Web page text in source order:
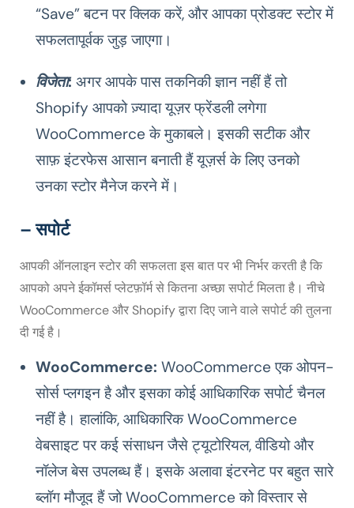
“Save” बटन पर क्लिक करें, और आपका प्रोडक्ट स्टोर में
सफलतापूर्वक जुड़ जाएगा।
विजेता: अगर आपके पास तकनिकी ज्ञान नहीं हैं तो
Shopify आपको ज़्यादा यूज़र फ्रेंडली लगेगा
WooCommerce के मुकाबले। इसकी सटीक और
साफ़ इंटरफेस आसान बनाती हैं यूज़र्स के लिए उनको
उनका स्टोर मैनेज करने में।
– सपोर्ट
आपकी ऑनलाइन स्टोर की सफलता इस बात पर भी निर्भर करती है कि
आपको अपने ईकॉमर्स प्लेटफ़ॉर्म से कितना अच्छा सपोर्ट मिलता है। नीचे
WooCommerce और Shopify द्वारा दिए जाने वाले सपोर्ट की तुलना
दी गई है।
WooCommerce: WooCommerce एक ओपन-
सोर्स प्लगइन है और इसका कोई आधिकारिक सपोर्ट चैनल
नहीं है। हालांकि, आधिकारिक WooCommerce
वेबसाइट पर कई संसाधन जैसे ट्यूटोरियल, वीडियो और
नॉलेज बेस उपलब्ध हैं। इसके अलावा इंटरनेट पर बहुत सारे
ब्लॉग मौजूद हैं जो WooCommerce को विस्तार से